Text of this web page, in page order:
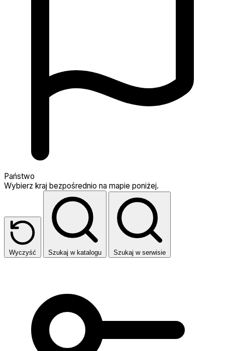
Państwo
Wybierz kraj bezpośrednio na mapie poniżej.
Wyczyść Szukaj w katalogu Szukaj w serwisie